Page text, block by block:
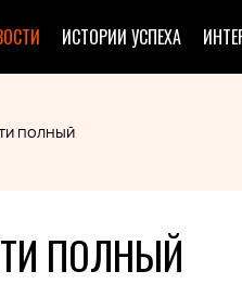
ИСТОРИИ УСПЕХА
полный
ПОЛНЫЙ